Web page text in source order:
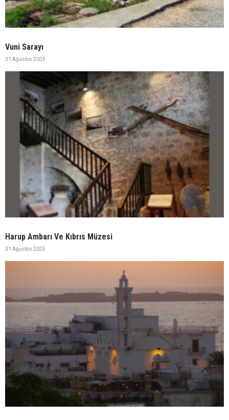
Vuni Sarayı
31 Ağustos 2025
Harup Ambarı Ve Kıbrıs Müzesi
31 Ağustos 2025